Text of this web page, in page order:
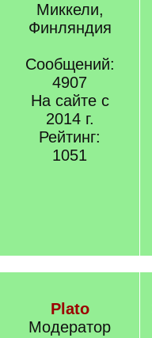
Миккели,
Финляндия
Сообщений:
4907
На сайте с
2014 г.
Рейтинг:
1051
Plato
Модератор